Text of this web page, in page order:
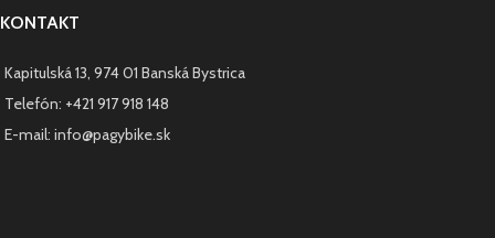
KONTAKT
Kapitulská 13, 974 01 Banská Bystrica
Telefón: +421 917 918 148
E-mail: info@pagybike.sk